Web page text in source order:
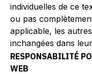
individuelles de ce
ou pas
applicable, les
inchangées dans
RESPONSABILITÉ
WEB